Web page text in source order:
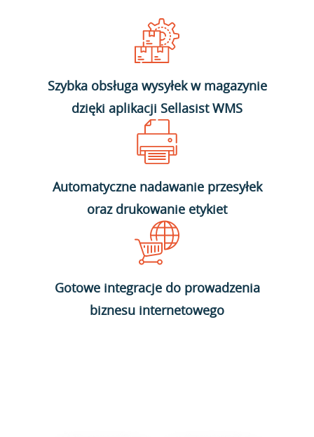
Szybka obsługa wysyłek w magazynie
dzięki aplikacji Sellasist WMS
Automatyczne nadawanie przesyłek
oraz drukowanie etykiet
Gotowe integracje do prowadzenia
biznesu internetowego